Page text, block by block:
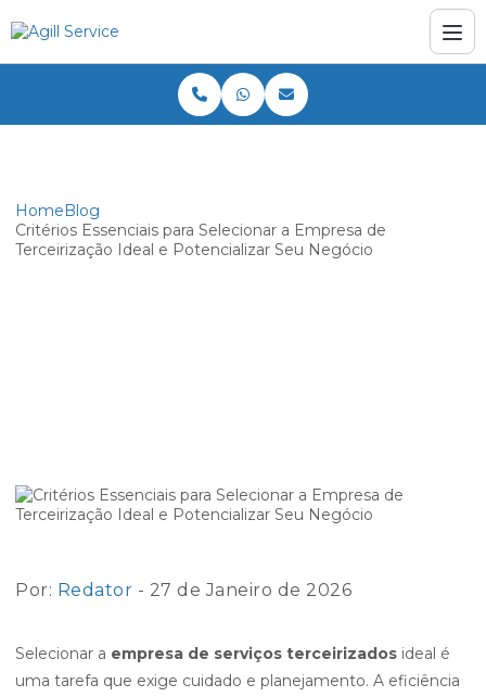
HomeBlog
Critérios Essenciais para Selecionar a Empresa de
Terceirização Ideal e Potencializar Seu Negócio
Por: Redator - 27 de Janeiro de 2026
Selecionar a empresa de serviços terceirizados ideal é
uma tarefa que exige cuidado e planejamento. A eficiência